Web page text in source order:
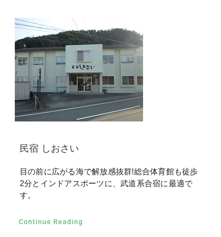
民宿 しおさい
目の前に広がる海で解放感抜群!総合体育館も徒歩
2分とインドアスポーツに、武道系合宿に最適で
す。
Continue Reading